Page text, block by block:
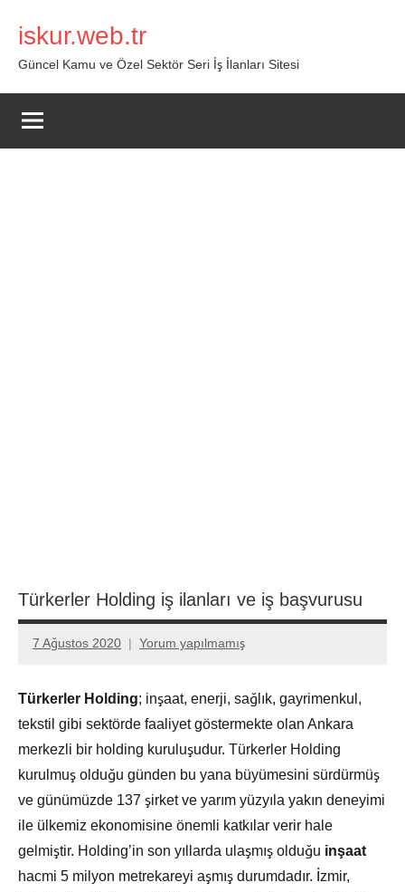
iskur.web.tr
Güncel Kamu ve Özel Sektör Seri İş İlanları Sitesi
Türkerler Holding iş ilanları ve iş başvurusu
7 Ağustos 2020
admin
Yorum yapılmamış
Türkerler Holding; inşaat, enerji, sağlık, gayrimenkul,
tekstil gibi sektörde faaliyet göstermekte olan Ankara
merkezli bir holding kuruluşudur. Türkerler Holding
kurulmuş olduğu günden bu yana büyümesini sürdürmüş
ve günümüzde 137 şirket ve yarım yüzyıla yakın deneyimi
ile ülkemiz ekonomisine önemli katkılar verir hale
gelmiştir. Holding’in son yıllarda ulaşmış olduğu inşaat
hacmi 5 milyon metrekareyi aşmış durumdadır. İzmir,